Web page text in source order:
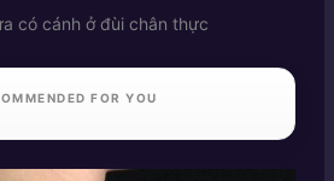
có cánh ở đùi chân thực
FOR YOU